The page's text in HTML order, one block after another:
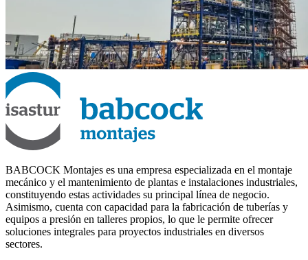
BABCOCK Montajes es una empresa especializada en el montaje
mecánico y el mantenimiento de plantas e instalaciones industriales,
constituyendo estas actividades su principal línea de negocio.
Asimismo, cuenta con capacidad para la fabricación de tuberías y
equipos a presión en talleres propios, lo que le permite ofrecer
soluciones integrales para proyectos industriales en diversos
sectores.